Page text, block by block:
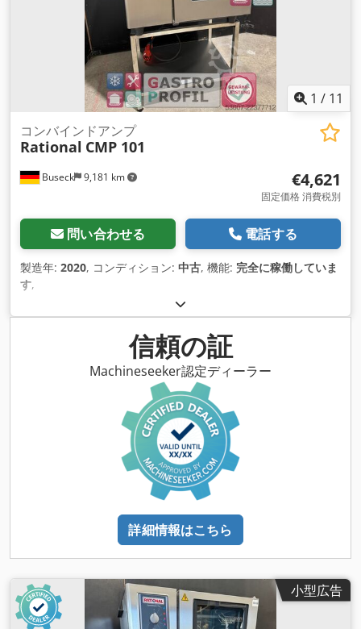
1 / 11
Buseck 9,181 km
コンバインドアンプ
Rational CMP 101
€4,621
固定価格 消費税別
問い合わせる 電話する
製造年: 2020, コンディション: 中古, 機能: 完全に稼働していま
す,
信頼の証
Machineseeker認定ディーラー
詳細情報はこちら
小型広告